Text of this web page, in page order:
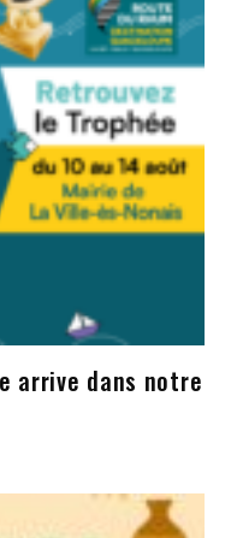
arrive dans notre